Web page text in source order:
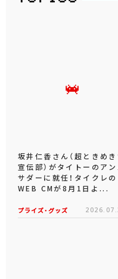
坂井仁香さん（超ときめ
宣伝部）がタイトーのア
サダーに就任！タイクレの
WEB CMが8月1日よ...
プライズ・グッズ